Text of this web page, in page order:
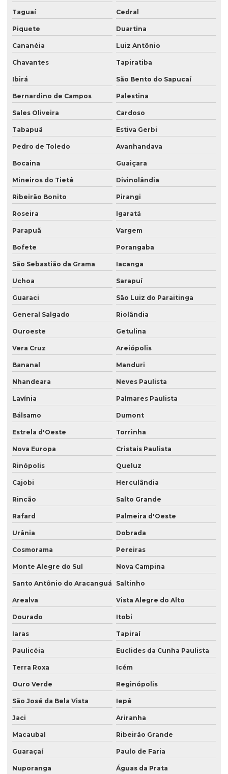
Taguaí Cedral
Piquete Duartina
Cananéia Luiz Antônio
Chavantes Tapiratiba
Ibirá São Bento do Sapucaí
Bernardino de Campos Palestina
Sales Oliveira Cardoso
Tabapuã Estiva Gerbi
Pedro de Toledo Avanhandava
Bocaina Guaiçara
Mineiros do Tietê Divinolândia
Ribeirão Bonito Pirangi
Roseira Igaratá
Parapuã Vargem
Bofete Porangaba
São Sebastião da Grama Iacanga
Uchoa Sarapuí
Guaraci São Luiz do Paraitinga
General Salgado Riolândia
Ouroeste Getulina
Vera Cruz Areiópolis
Bananal Manduri
Nhandeara Neves Paulista
Lavínia Palmares Paulista
Bálsamo Dumont
Estrela d'Oeste Torrinha
Nova Europa Cristais Paulista
Rinópolis Queluz
Cajobi Herculândia
Rincão Salto Grande
Rafard Palmeira d'Oeste
Urânia Dobrada
Cosmorama Pereiras
Monte Alegre do Sul Nova Campina
Santo Antônio do Aracanguá Saltinho
Arealva Vista Alegre do Alto
Dourado Itobi
Iaras Tapiraí
Paulicéia Euclides da Cunha Paulista
Terra Roxa Icém
Ouro Verde Reginópolis
São José da Bela Vista Iepê
Jaci Ariranha
Macaubal Ribeirão Grande
Guaraçaí Paulo de Faria
Nuporanga Águas da Prata